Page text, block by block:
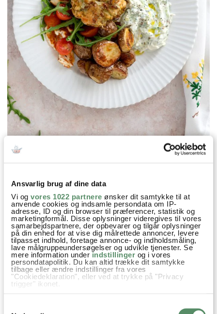
Ansvarlig brug af dine data
Vi og vores 1022 partnere ønsker dit samtykke til at
anvende cookies og indsamle persondata om IP-
adresse, ID og din browser til præferencer, statistik og
marketingformål. Disse oplysninger videregives til vores
samarbejdspartnere, der opbevarer og tilgår oplysninger
på din enhed for at vise dig målrettede annoncer, levere
tilpasset indhold, foretage annonce- og indholdsmåling,
lave målgruppeundersøgelser og udvikle tjenester. Se
mere information under indstillinger og i vores
persondatapolitik. Du kan altid trække dit samtykke
tilbage eller ændre indstillinger fra vores
"Cookiedeklaration", eller ved at trykke på "Privacy
trigger" ikonet.
Indsamle præcise oplysninger om din placering,
Prøv også
OVNBAGT GRØNT OG